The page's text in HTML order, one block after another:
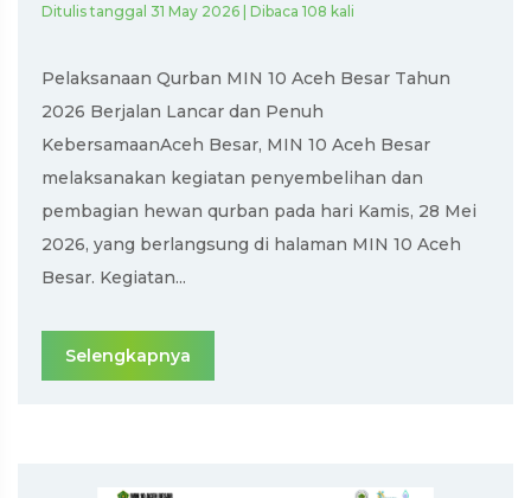
Ditulis tanggal 31 May 2026 | Dibaca 108 kali
Pelaksanaan Qurban MIN 10 Aceh Besar Tahun
2026 Berjalan Lancar dan Penuh
KebersamaanAceh Besar, MIN 10 Aceh Besar
melaksanakan kegiatan penyembelihan dan
pembagian hewan qurban pada hari Kamis, 28 Mei
2026, yang berlangsung di halaman MIN 10 Aceh
Besar. Kegiatan...
Selengkapnya